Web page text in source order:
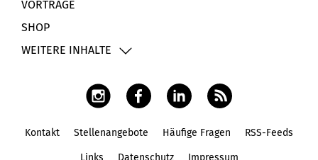
VORTRÄGE
SHOP
WEITERE INHALTE
Kontakt Stellenangebote Häufige Fragen RSS-Feeds